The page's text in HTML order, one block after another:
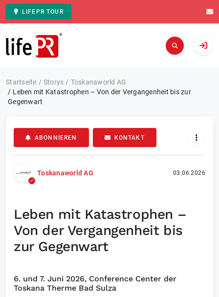
LIFEPR TOUR
Zur Startseite
Startseite Storys
Toskanaworld AG
Leben mit Katastrophen – Von der Vergangenheit bis zur
Gegenwart
ABONNIEREN KONTAKT
Toskanaworld AG 03.06.2026
Leben mit Katastrophen –
Von der Vergangenheit bis
zur Gegenwart
6. und 7. Juni 2026, Conference Center der
Toskana Therme Bad Sulza